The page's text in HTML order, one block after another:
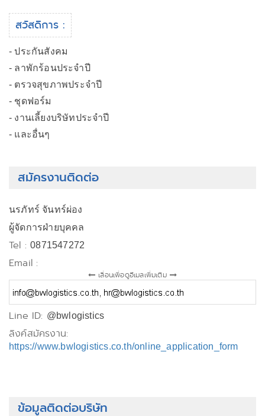
สวัสดิการ :
- ประกันสังคม
- ลาพักร้อนประจำปี
- ตรวจสุขภาพประจำปี
- ชุดฟอร์ม
- งานเลี้ยงบริษัทประจำปี
- และอื่นๆ
สมัครงานติดต่อ
นรภัทร์ จันทร์ผ่อง
ผู้จัดการฝ่ายบุคคล
Tel :0871547272
Email :
เลื่อนเพื่อดูอีเมลเพิ่มเติม
Line ID: @bwlogistics
ลิงค์สมัครงาน:
https://www.bwlogistics.co.th/online_application_form
ข้อมูลติดต่อบริษัท